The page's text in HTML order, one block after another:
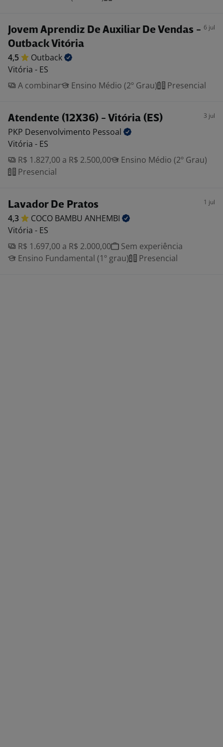
Jovem Aprendiz De Auxiliar De Vendas -
Outback Vitória
6 jul
4,5
Outback
Vitória - ES
A combinar
Ensino Médio (2º Grau) Presencial
Atendente (12X36) - Vitória (ES) 3 jul
PKP Desenvolvimento Pessoal
Vitória - ES
R$ 1.827,00 a R$ 2.500,00
Ensino Médio (2º Grau)
Presencial
Lavador De Pratos 1 jul
4,3 COCO BAMBU ANHEMBI
Vitória - ES
R$ 1.697,00 a R$ 2.000,00
Sem experiência
Ensino Fundamental (1º grau)
Presencial